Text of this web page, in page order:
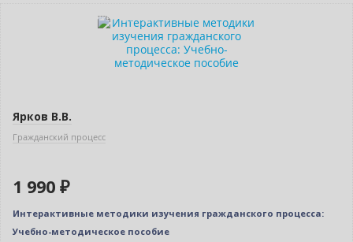
Индивидуальный подход
Ярков В.В.
Гражданский процесс
1 990 ₽
Интерактивные методики изучения гражданского процесса:
Учебно-методическое пособие